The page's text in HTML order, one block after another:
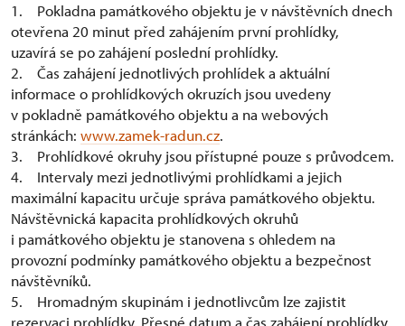
1. Pokladna památkového objektu je v návštěvních dnech
otevřena 20 minut před zahájením první prohlídky,
uzavírá se po zahájení poslední prohlídky.
2. Čas zahájení jednotlivých prohlídek a aktuální
informace o prohlídkových okruzích jsou uvedeny
v pokladně památkového objektu a na webových
stránkách: www.zamek-radun.cz.
3. Prohlídkové okruhy jsou přístupné pouze s průvodcem.
4. Intervaly mezi jednotlivými prohlídkami a jejich
maximální kapacitu určuje správa památkového objektu.
Návštěvnická kapacita prohlídkových okruhů
i památkového objektu je stanovena s ohledem na
provozní podmínky památkového objektu a bezpečnost
návštěvníků.
5. Hromadným skupinám i jednotlivcům lze zajistit
rezervaci prohlídky. Přesné datum a čas zahájení prohlídky